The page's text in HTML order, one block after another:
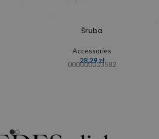
Śruba
Accessories
28,29zł
000000003582